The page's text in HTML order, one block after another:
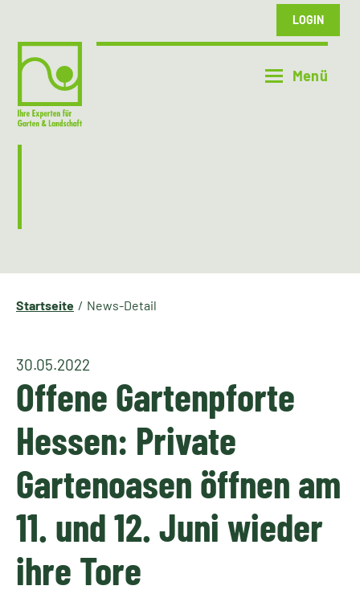
LOGIN
Startseite News-Detail
30.05.2022
Offene Gartenpforte
Hessen: Private
Gartenoasen öffnen am
11. und 12. Juni wieder
ihre Tore